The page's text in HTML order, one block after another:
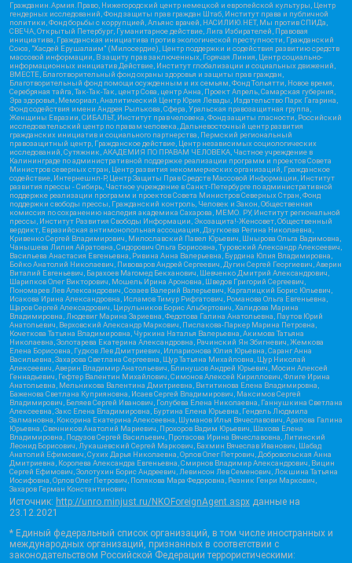
Гражданин.Армия.Право, Нижегородский центр немецкой и европейской культуры, Центр
гендерных исследований, Фонд защиты прав граждан Штаб, Институт права и публичной
политики, Фонд борьбы с коррупцией, Альянс врачей, НАСИЛИЮ.НЕТ, Мы против СПИДа,
СВЕЧА, Открытый Петербург, Гуманитарное действие, Лига Избирателей, Правовая
инициатива, Гражданская инициатива против экологической преступности, Гражданский
Союз, "Хасдей Ерушалаим" (Милосердие), Центр поддержки и содействия развитию средств
массовой информации, В защиту прав заключенных, Горячая Линия, Центр социально-
информационных инициатив Действие, Институт глобализации и социальных движений,
ВМЕСТЕ, Благотворительный фонд охраны здоровья и защиты прав граждан,
Благотворительный фонд помощи осужденным и их семьям, Фонд Тольятти, Новое время,
Серебряная тайга, Так-Так-Так, центр Сова, центр Анна, Проект Апрель, Самарская губерния,
Эра здоровья, Мемориал, Аналитический Центр Юрия Левады, Издательство Парк Гагарина,
Фонд содействия имени Андрея Рылькова, Сфера, Уральская правозащитная группа,
Женщины Евразии, СИБАЛЬТ, Институт прав человека, Фонд защиты гласности, Российский
исследовательский центр по правам человека, Дальневосточный центр развития
гражданских инициатив и социального партнерства, Пермский региональный
правозащитный центр, Гражданское действие, Центр независимых социологических
исследований, Сутяжник, АКАДЕМИЯ ПО ПРАВАМ ЧЕЛОВЕКА, Частное учреждение в
Калининграде по административной поддержке реализации программ и проектов Совета
Министров северных стран, Центр развития некоммерческих организаций, Гражданское
содействие, Интернешнл-Р, Центр Защиты Прав Средств Массовой Информации, Институт
развития прессы - Сибирь, Частное учреждение в Санкт-Петербурге по административной
поддержке реализации программ и проектов Совета Министров Северных Стран, Фонд
поддержки свободы прессы, Гражданский контроль, Человек и Закон, Общественная
комиссия по сохранению наследия академика Сахарова, МЕМО. РУ, Институт региональной
прессы, Институт Развития Свободы Информации, Экозащита!-Женсовет, Общественный
вердикт, Евразийская антимонопольная ассоциация, Дзугкоева Регина Николаевна,
Кривенко Сергей Владимирович, Милославский Павел Юрьевич, Шнырова Ольга Вадимовна,
Чанышева Лилия Айратовна, Сидорович Ольга Борисовна, Туровский Александр Алексеевич,
Васильева Анастасия Евгеньевна, Ривина Анна Валерьевна, Бурдина Юлия Владимировна,
Бойко Анатолий Николаевич, Пивоваров Андрей Сергеевич, Дугин Сергей Георгиевич, Аверин
Виталий Евгеньевич, Барахоев Магомед Бекханович, Шевченко Дмитрий Александрович,
Шарипков Олег Викторович, Мошель Ирина Ароновна, Шведов Григорий Сергеевич,
Пономарев Лев Александрович, Созаев Валерий Валерьевич, Каргалицкий Борис Юльевич,
Исакова Ирина Александровна, Исламов Тимур Рифгатович, Романова Ольга Евгеньевна,
Щаров Сергей Алексадрович, Цирульников Борис Альбертович, Халидова Марина
Владимировна, Людевиг Марина Зариевна, Федотова Галина Анатольевна, Паутов Юрий
Анатольевич, Верховский Александр Маркович, Пислакова-Паркер Марина Петровна,
Кочеткова Татьяна Владимировна, Чуркина Наталья Валерьевна, Акимова Татьяна
Николаевна, Золотарева Екатерина Александровна, Рачинский Ян Збигневич, Жемкова
Елена Борисовна, Гудков Лев Дмитриевич, Илларионова Юлия Юрьевна, Саранг Анна
Васильевна, Захарова Светлана Сергеевна, Щур Татьяна Михайловна, Щур Николай
Алексеевич, Аверин Владимир Анатольевич, Блинушов Андрей Юрьевич, Мосин Алексей
Геннадьевич, Гефтер Валентин Михайлович, Симонов Алексей Кириллович, Флиге Ирина
Анатольевна, Мельникова Валентина Дмитриевна, Вититинова Елена Владимировна,
Баженова Светлана Куприяновна, Исаев Сергей Владимирович, Максимов Сергей
Владимирович, Беляев Сергей Иванович, Голубева Елена Николаевна, Ганнушкина Светлана
Алексеевна, Закс Елена Владимировна, Буртина Елена Юрьевна, Гендель Людмила
Залмановна, Кокорина Екатерина Алексеевна, Шуманов Илья Вячеславович, Арапова Галина
Юрьевна, Свечников Анатолий Мариевич, Прохоров Вадим Юрьевич, Шахова Елена
Владимировна, Подузов Сергей Васильевич, Протасова Ирина Вячеславовна, Литинский
Леонид Борисович, Лукашевский Сергей Маркович, Бахмин Вячеслав Иванович, Шабад
Анатолий Ефимович, Сухих Дарья Николаевна, Орлов Олег Петрович, Добровольская Анна
Дмитриевна, Королева Александра Евгеньевна, Смирнов Владимир Александрович, Вицин
Сергей Ефимович, Золотухин Борис Андреевич, Левинсон Лев Семенович, Локшина Татьяна
Иосифовна, Орлов Олег Петрович, Полякова Мара Федоровна, Резник Генри Маркович,
Захаров Герман Константинович
Источник: http://unro.minjust.ru/NKOForeignAgent.aspx данные на
23.12.2021
* Единый федеральный список организаций, в том числе иностранных и
международных организаций, признанных в соответствии с
законодательством Российской Федерации террористическими: